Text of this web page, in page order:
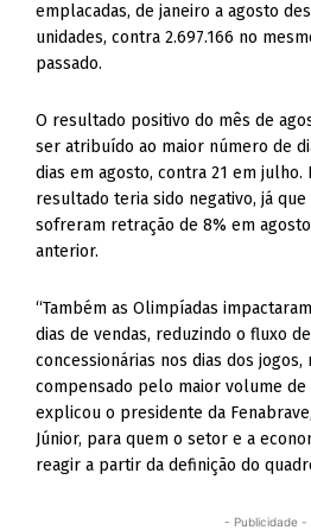
emplacadas, de janeiro a agosto
unidades, contra 2.697.166 no
passado.
O resultado positivo do mês de
ser atribuído ao maior número de
dias em agosto, contra 21 em julho.
resultado teria sido negativo, já que
sofreram retração de 8% em
anterior.
“Também as Olimpíadas
dias de vendas, reduzindo o fluxo
concessionárias nos dias dos jogos,
compensado pelo maior volume de
explicou o presidente da
Júnior, para quem o setor e a
reagir a partir da definição do
- Publicidade -